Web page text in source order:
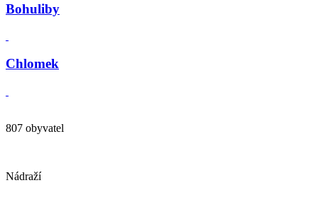
Bohuliby
Chlomek
807 obyvatel
Nádraží